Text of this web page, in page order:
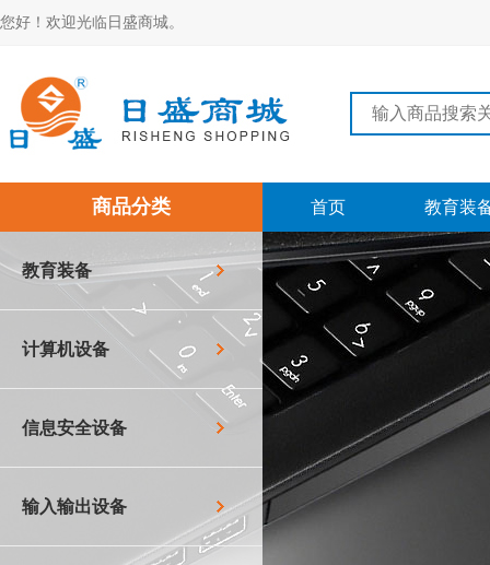
您好！欢迎光临日盛商城。
商品分类 首页 教育装
教育装备
计算机设备
信息安全设备
输入输出设备